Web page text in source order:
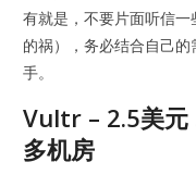
有就是，不要片面听信一
的祸），务必结合自己
手。
Vultr – 2.5美元
多机房